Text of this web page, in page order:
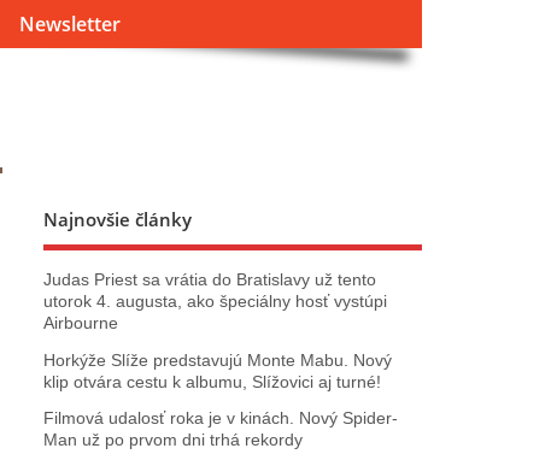
Newsletter
Najnovšie články
Judas Priest sa vrátia do Bratislavy už tento
utorok 4. augusta, ako špeciálny hosť vystúpi
Airbourne
Horkýže Slíže predstavujú Monte Mabu. Nový
klip otvára cestu k albumu, Slížovici aj turné!
Filmová udalosť roka je v kinách. Nový Spider-
Man už po prvom dni trhá rekordy